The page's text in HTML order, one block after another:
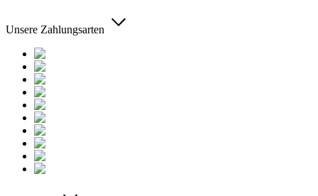
Unsere Zahlungsarten